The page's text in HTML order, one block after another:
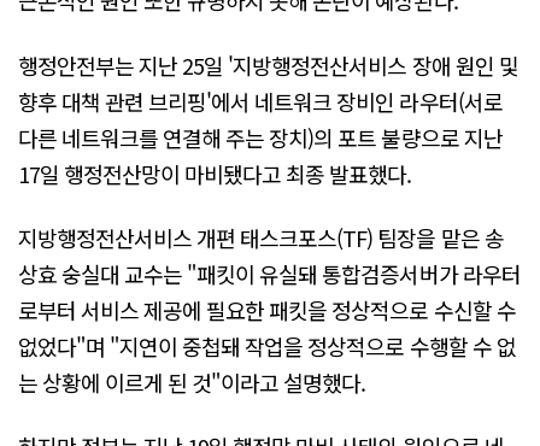
행정안전부는 지난 25일 '지방행정전산서비스 장애 원인 및
향후 대책 관련 브리핑'에서 네트워크 장비인 라우터(서로
다른 네트워크를 연결해 주는 장치)의 포트 불량으로 지난
17일 행정전산망이 마비됐다고 최종 발표했다.
지방행정전산서비스 개편 태스크포스(TF) 팀장을 맡은 송
상효 숭실대 교수는 "패킷이 유실돼 통합검증서버가 라우터
로부터 서비스 제공에 필요한 패킷을 정상적으로 수신할 수
없었다"며 "지연이 중첩돼 작업을 정상적으로 수행할 수 없
는 상황에 이르게 된 것"이라고 설명했다.